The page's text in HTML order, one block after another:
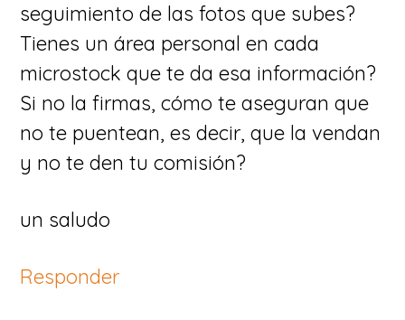
seguimiento de las fotos que subes?
Tienes un área personal en cada
microstock que te da esa información?
Si no la firmas, cómo te aseguran que
no te puentean, es decir, que la vendan
y no te den tu comisión?
un saludo
Responder